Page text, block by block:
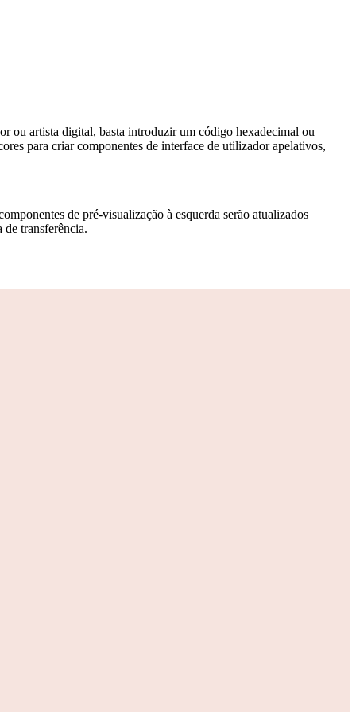
ou artista digital, basta introduzir um código hexadecimal ou
para criar componentes de interface de utilizador apelativos,
de pré-visualização à esquerda serão atualizados
transferência.